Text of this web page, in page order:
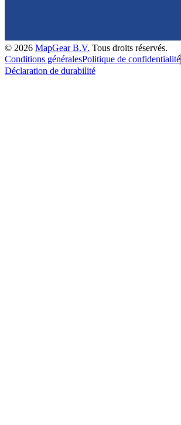
© 2026 MapGear B.V. Tous droits réservés.
Conditions généralesPolitique de confidentialité
Déclaration de durabilité